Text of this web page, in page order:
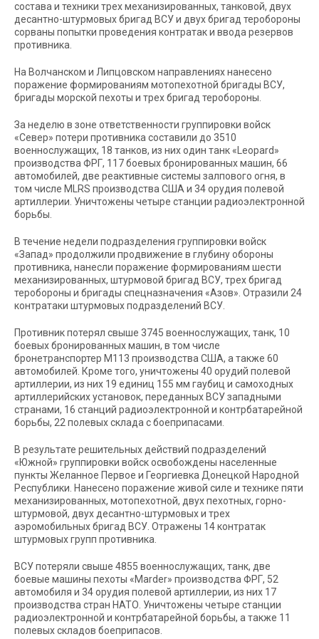
состава и техники трех механизированных, танковой, двух
десантно-штурмовых бригад ВСУ и двух бригад теробороны
сорваны попытки проведения контратак и ввода резервов
противника.
На Волчанском и Липцовском направлениях нанесено
поражение формированиям мотопехотной бригады ВСУ,
бригады морской пехоты и трех бригад теробороны.
За неделю в зоне ответственности группировки войск
«Север» потери противника составили до 3510
военнослужащих, 18 танков, из них один танк «Leopard»
производства ФРГ, 117 боевых бронированных машин, 66
автомобилей, две реактивные системы залпового огня, в
том числе MLRS производства США и 34 орудия полевой
артиллерии. Уничтожены четыре станции радиоэлектронной
борьбы.
В течение недели подразделения группировки войск
«Запад» продолжили продвижение в глубину обороны
противника, нанесли поражение формированиям шести
механизированных, штурмовой бригад ВСУ, трех бригад
теробороны и бригады спецназначения «Азов». Отразили 24
контратаки штурмовых подразделений ВСУ.
Противник потерял свыше 3745 военнослужащих, танк, 10
боевых бронированных машин, в том числе
бронетранспортер М113 производства США, а также 60
автомобилей. Кроме того, уничтожены 40 орудий полевой
артиллерии, из них 19 единиц 155 мм гаубиц и самоходных
артиллерийских установок, переданных ВСУ западными
странами, 16 станций радиоэлектронной и контрбатарейной
борьбы, 22 полевых склада с боеприпасами.
В результате решительных действий подразделений
«Южной» группировки войск освобождены населенные
пункты Желанное Первое и Георгиевка Донецкой Народной
Республики. Нанесено поражение живой силе и технике пяти
механизированных, мотопехотной, двух пехотных, горно-
штурмовой, двух десантно-штурмовых и трех
аэромобильных бригад ВСУ. Отражены 14 контратак
штурмовых групп противника.
ВСУ потеряли свыше 4855 военнослужащих, танк, две
боевые машины пехоты «Marder» производства ФРГ, 52
автомобиля и 34 орудия полевой артиллерии, из них 17
производства стран НАТО. Уничтожены четыре станции
радиоэлектронной и контрбатарейной борьбы, а также 11
полевых складов боеприпасов.